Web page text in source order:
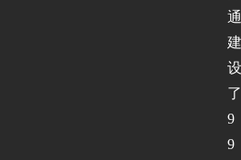
通
建
设
了
9
9